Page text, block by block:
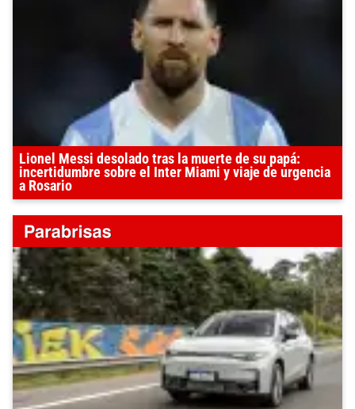
Lionel Messi desolado tras la muerte de su papá:
incertidumbre sobre el Inter Miami y viaje de urgencia
a Rosario